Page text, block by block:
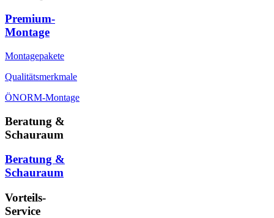
Premium-
Montage
Montagepakete
Qualitätsmerkmale
ÖNORM-Montage
Beratung &
Schauraum
Beratung &
Schauraum
Vorteils-
Service